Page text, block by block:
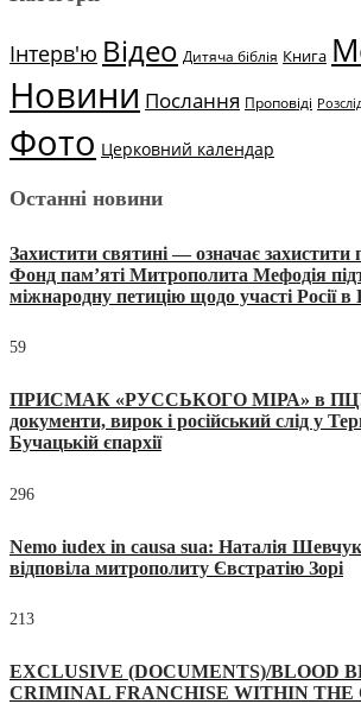
Інтерв'ю Відео Дитяча біблія Книга
Новини Послання Проповіді
Фото Церковний календар
Останні новини
Захистити святині — означає захистити
Фонд пам’яті Митрополита Мефодія
міжнародну петицію щодо участі
59
ПРИСМАК «РУССЬКОГО МІРА» в ПЦУ:
документи, вирок і російський слід у
Бучацькій єпархії
296
Nemo iudex in causa sua: Наталія
відповіла митрополиту Євстратію Зорі
213
EXCLUSIVE (DOCUMENTS)/BLOOD
CRIMINAL FRANCHISE WITHIN THE